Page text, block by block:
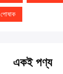
একই পণ্য